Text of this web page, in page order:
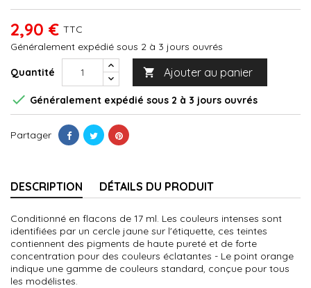
2,90 € TTC
Généralement expédié sous 2 à 3 jours ouvrés
Quantité  Ajouter au panier
 Généralement expédié sous 2 à 3 jours ouvrés
Partager
DESCRIPTION DÉTAILS DU PRODUIT
Conditionné en flacons de 17 ml. Les couleurs intenses sont
identifiées par un cercle jaune sur l'étiquette, ces teintes
contiennent des pigments de haute pureté et de forte
concentration pour des couleurs éclatantes - Le point orange
indique une gamme de couleurs standard, conçue pour tous
les modélistes.